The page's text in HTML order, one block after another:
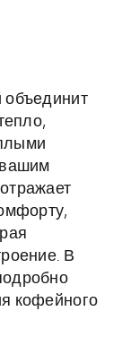
объединит
вашим
В
кофейного